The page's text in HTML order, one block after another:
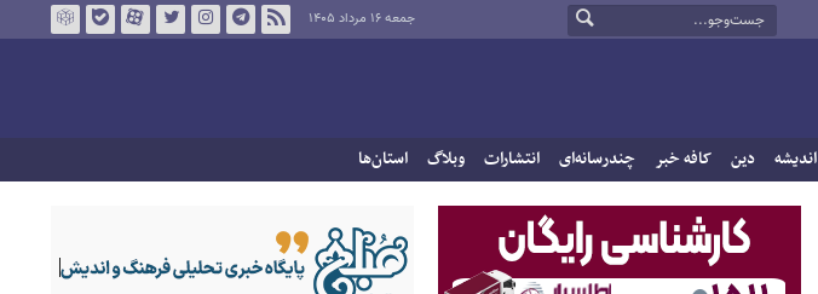
جمعه ۱۶ مرداد ۱۴۰۵
اندیشه دین کافه خبر چندرسانه‌ای انتشارات وبلاگ استان‌ها